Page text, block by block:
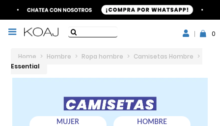
0
Home > Hombre > Ropa hombre > Camisetas Hombre >
Essential
MUJER HOMBRE